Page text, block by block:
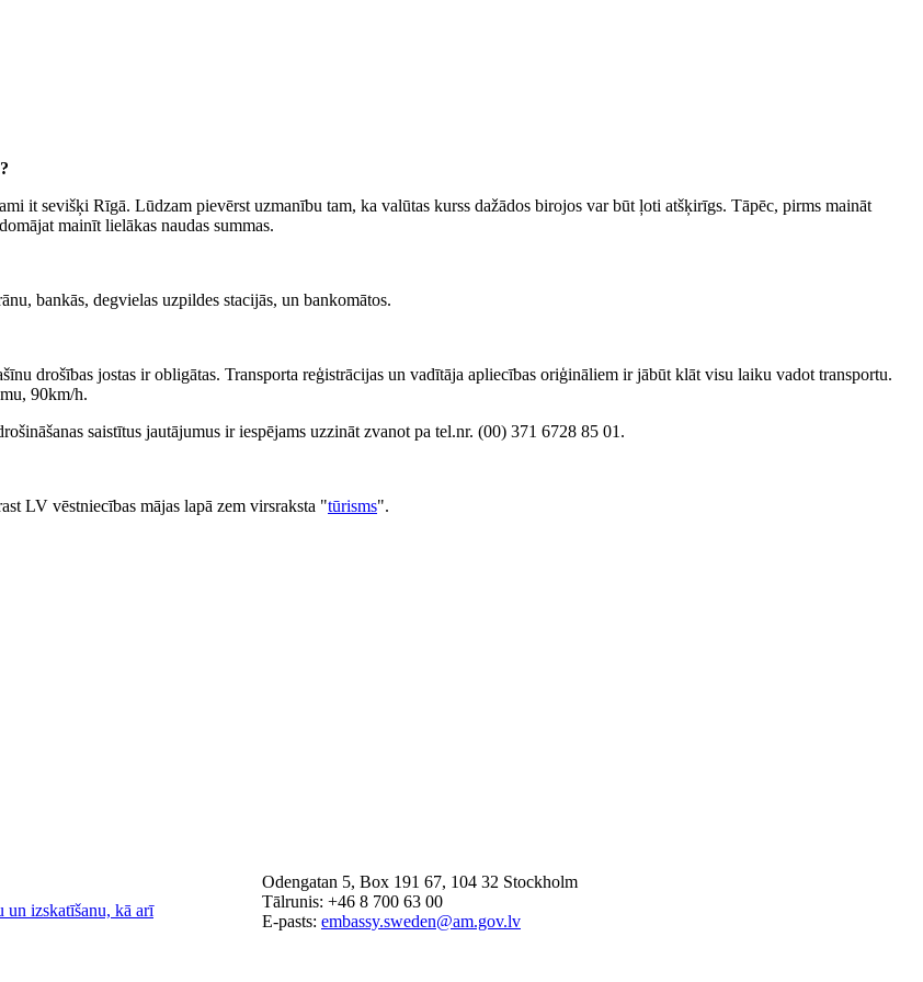
it sevišķi Rīgā. Lūdzam pievērst uzmanību tam, ka valūtas kurss dažādos birojos var būt ļoti atšķirīgs. Tāpēc, pirms maināt
mainīt lielākas naudas summas.
bankās, degvielas uzpildes stacijās, un bankomātos.
drošības jostas ir obligātas. Transporta reģistrācijas un vadītāja apliecības oriģināliem ir jābūt klāt visu laiku vadot transportu.
90km/h.
saistītus jautājumus ir iespējams uzzināt zvanot pa tel.nr. (00) 371 6728 85 01.
LV vēstniecības mājas lapā zem virsraksta "tūrisms".
un izskatīšanu, kā arī
Odengatan 5, Box 191 67, 104 32 Stockholm
Tālrunis: +46 8 700 63 00
E-pasts: embassy.sweden@am.gov.lv